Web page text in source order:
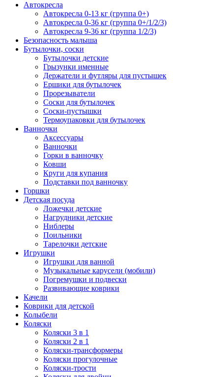
Автокресла
Автокресла 0-13 кг (группа 0+)
Автокресла 0-36 кг (группа 0+/1/2/3)
Автокресла 9-36 кг (группа 1/2/3)
Безопасность малыша
Бутылочки, соски
Бутылочки детские
Грызунки именные
Держатели и футляры для пустышек
Ершики для бутылочек
Прорезыватели
Соски для бутылочек
Соски-пустышки
Термоупаковки для бутылочек
Ванночки
Аксессуары
Ванночки
Горки в ванночку
Ковши
Круги для купания
Подставки под ванночку
Горшки
Детская посуда
Ложечки детские
Нагрудники детские
Ниблеры
Поильники
Тарелочки детские
Игрушки
Игрушки для ванной
Музыкальные карусели (мобили)
Погремушки и подвески
Развивающие коврики
Качели
Коврики для детской
Колыбели
Коляски
Коляски 3 в 1
Коляски 2 в 1
Коляски-трансформеры
Коляски прогулочные
Коляски-трости